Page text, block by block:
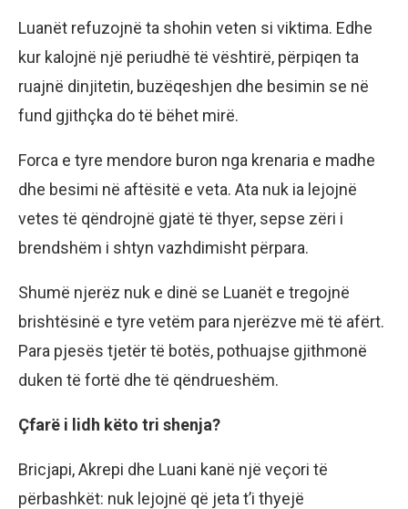
Luanët refuzojnë ta shohin veten si viktima. Edhe
kur kalojnë një periudhë të vështirë, përpiqen ta
ruajnë dinjitetin, buzëqeshjen dhe besimin se në
fund gjithçka do të bëhet mirë.
Forca e tyre mendore buron nga krenaria e madhe
dhe besimi në aftësitë e veta. Ata nuk ia lejojnë
vetes të qëndrojnë gjatë të thyer, sepse zëri i
brendshëm i shtyn vazhdimisht përpara.
Shumë njerëz nuk e dinë se Luanët e tregojnë
brishtësinë e tyre vetëm para njerëzve më të afërt.
Para pjesës tjetër të botës, pothuajse gjithmonë
duken të fortë dhe të qëndrueshëm.
Çfarë i lidh këto tri shenja?
Bricjapi, Akrepi dhe Luani kanë një veçori të
përbashkët: nuk lejojnë që jeta t’i thyejë